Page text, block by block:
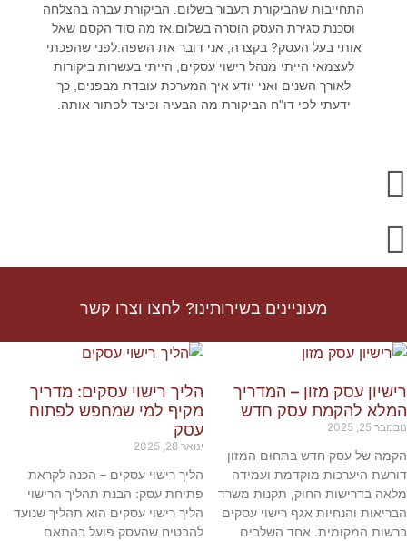
התחייבות שהביקורת תעבור בשלום. הביקורת עברה בהצלחה
וסכנת סגירת העסק הוסרה בשלום.אז מה סוד הקסם שאל
אותי בעל העסק? בקצרה, אני דובר את השפה.לפני שהפכתי
לעצמאי הייתי מנהל רישוי עסקים, הייתי בעשרות ביקורות
לאורך השנים ואני יודע איך המערכת עובדת מבפנים, כך
ידעתי לפי דו"ח הביקורת מה הבעיה וכיצד לפתור אותה.
מעוניינים בשירותינו? לחצו וצרו קשר
עסק מזון – המדריך
להקמת עסק חדש
2025
של עסק חדש בתחום המזון
היערכות מוקדמת ועמידה
בדרישות החוק, תקנות משרד
והנחיות אגף רישוי עסקים
המקומית. אחד השלבים
הליך רישוי עסקים: מדריך
מקיף למי שמחפש לפתוח
עסק
ינואר 28, 2025
הליך רישוי עסקים – הכנה לקראת
פתיחת עסק: הבנת תהליך הרישוי
הליך רישוי עסקים הוא תהליך שנועד
להבטיח שהעסק פועל בהתאם